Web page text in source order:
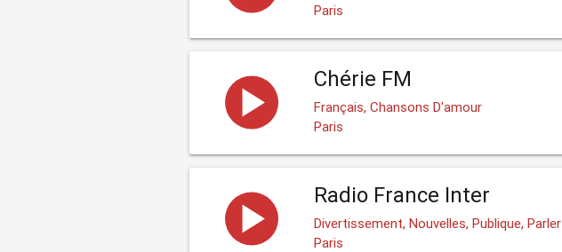
Paris
Chérie FM
Français, Chansons D'amour
Paris
Radio France Inter
Divertissement, Nouvelles, Publique, Parler
Paris